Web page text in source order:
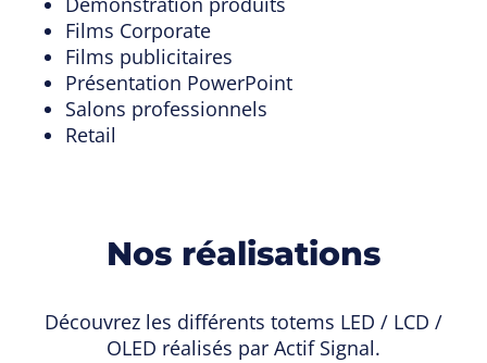
Films Corporate
Films publicitaires
Présentation PowerPoint
Salons professionnels
Retail
Nos réalisations
Découvrez les différents totems LED / LCD /
OLED réalisés par Actif Signal.